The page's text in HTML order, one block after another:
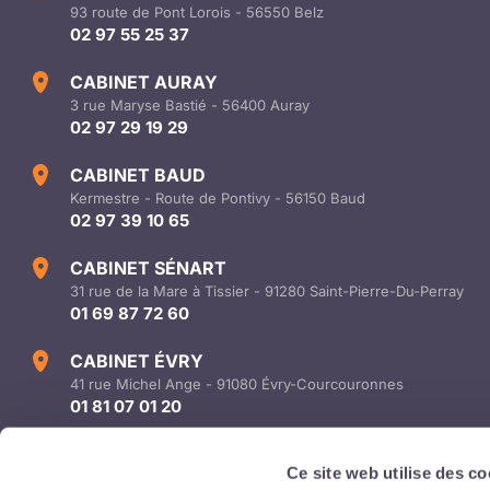
Ce site web utilise des
93 route de Pont Lorois - 56550 Belz
02 97 55 25 37
CABINET AURAY
3 rue Maryse Bastié - 56400 Auray
02 97 29 19 29
CABINET BAUD
Kermestre - Route de Pontivy - 56150 Baud
02 97 39 10 65
CABINET SÉNART
31 rue de la Mare à Tissier - 91280 Saint-Pierre-Du-Perray
01 69 87 72 60
CABINET ÉVRY
41 rue Michel Ange - 91080 Évry-Courcouronnes
01 81 07 01 20